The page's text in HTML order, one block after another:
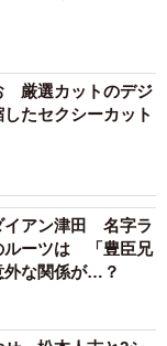
厳選カットのデジ
たセクシーカット
イアン津田 名字ラ
ルーツは 「豊臣兄
外な関係が…？